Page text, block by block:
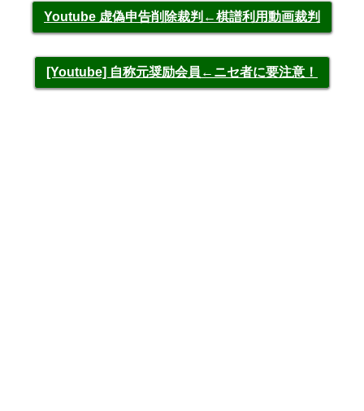
Youtube 虚偽申告削除裁判←棋譜利用動画裁判
[Youtube] 自称元奨励会員←ニセ者に要注意！